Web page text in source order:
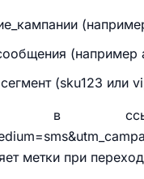
(например
(sku123 или
в
метки при